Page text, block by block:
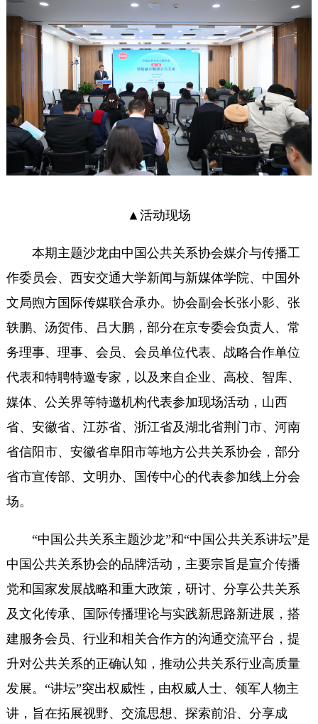
▲活动现场
本期主题沙龙由中国公共关系协会媒介与传播工
作委员会、西安交通大学新闻与新媒体学院、中国外
文局煦方国际传媒联合承办。协会副会长张小影、张
轶鹏、汤贺伟、吕大鹏，部分在京专委会负责人、常
务理事、理事、会员、会员单位代表、战略合作单位
代表和特聘特邀专家，以及来自企业、高校、智库、
媒体、公关界等特邀机构代表参加现场活动，山西
省、安徽省、江苏省、浙江省及湖北省荆门市、河南
省信阳市、安徽省阜阳市等地方公共关系协会，部分
省市宣传部、文明办、国传中心的代表参加线上分会
场。
“中国公共关系主题沙龙”和“中国公共关系讲坛”是
中国公共关系协会的品牌活动，主要宗旨是宣介传播
党和国家发展战略和重大政策，研讨、分享公共关系
及文化传承、国际传播理论与实践新思路新进展，搭
建服务会员、行业和相关合作方的沟通交流平台，提
升对公共关系的正确认知，推动公共关系行业高质量
发展。“讲坛”突出权威性，由权威人士、领军人物主
讲，旨在拓展视野、交流思想、探索前沿、分享成